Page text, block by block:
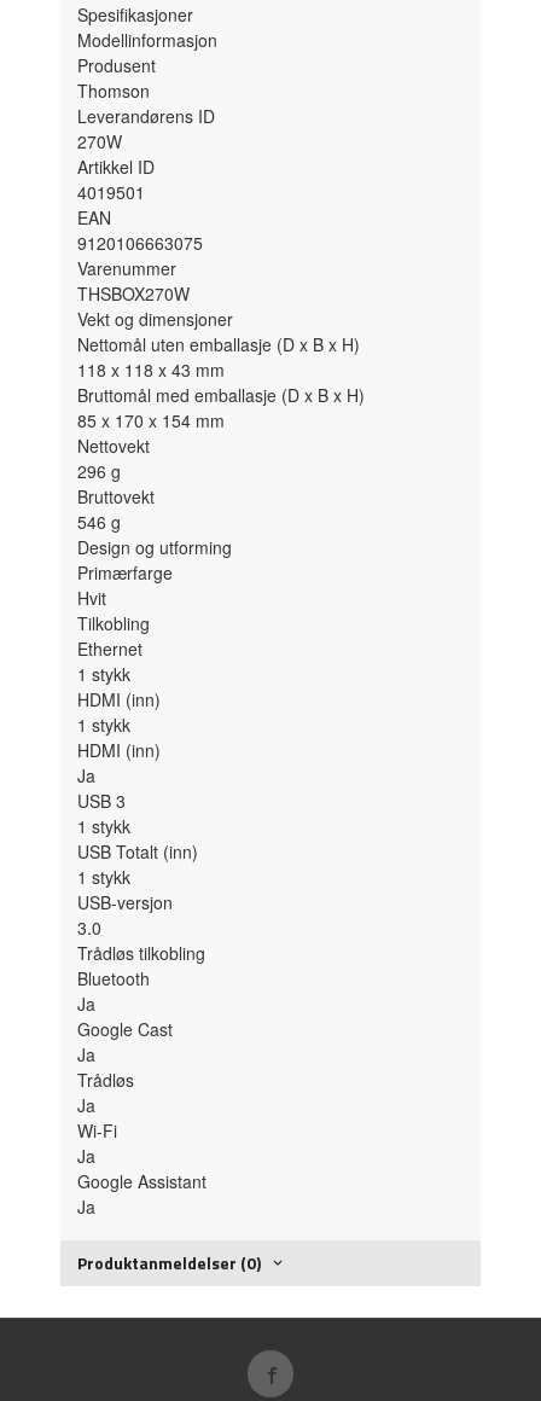
Spesifikasjoner
Modellinformasjon
Produsent
Thomson
Leverandørens ID
270W
Artikkel ID
4019501
EAN
9120106663075
Varenummer
THSBOX270W
Vekt og dimensjoner
Nettomål uten emballasje (D x B x H)
118 x 118 x 43 mm
Bruttomål med emballasje (D x B x H)
85 x 170 x 154 mm
Nettovekt
296g
Bruttovekt
546g
Design og utforming
Primærfarge
Hvit
Tilkobling
Ethernet
1stykk
HDMI (inn)
1stykk
HDMI (inn)
Ja
USB 3
1stykk
USB Totalt (inn)
1stykk
USB-versjon
3.0
Trådløs tilkobling
Bluetooth
Ja
Google Cast
Ja
Trådløs
Ja
Wi-Fi
Ja
Google Assistant
Ja
Produktanmeldelser (0)